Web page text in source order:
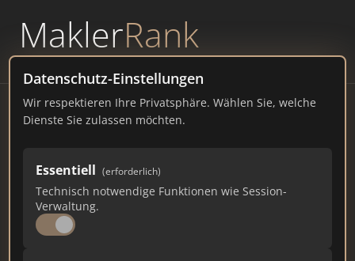
MaklerRank
powered byWAVEPOINT
Datenschutz-Einstellungen
Wir respektieren Ihre Privatsphäre. Wählen Sie, welche
Dienste Sie zulassen möchten.
Essentiell (erforderlich)
Technisch notwendige Funktionen wie Session-
Verwaltung.
Immobilienmakler Offenau
– Ranking Juli 2026
BADEN-WÜRTTEMBERG 2.800 EINWOHNER
69 418